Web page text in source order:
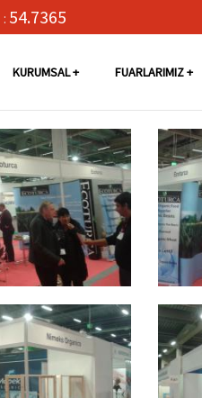
: 54.7365
KURUMSAL FUARLARIMIZ